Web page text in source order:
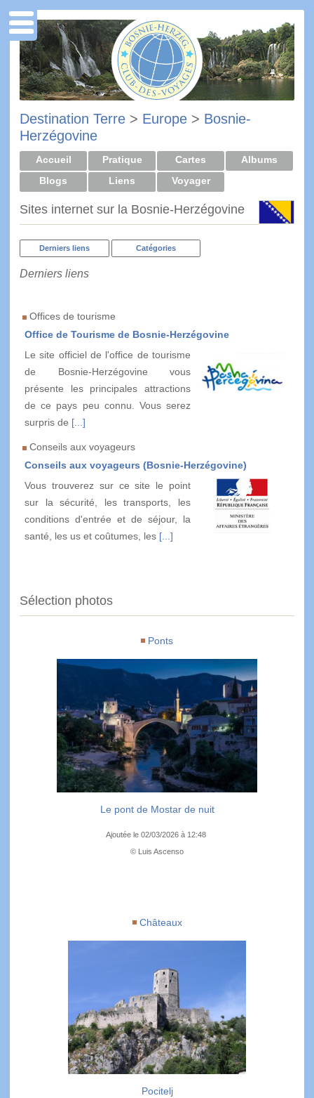
Destination Terre > Europe > Bosnie-
Herzégovine
Accueil Pratique Cartes
Albums
Blogs
Liens Voyager
Sites internet sur la Bosnie-Herzégovine
Derniers liens Catégories
Derniers liens
Offices de tourisme
Office de Tourisme de Bosnie-Herzégovine
Le site officiel de l'office de tourisme
de Bosnie-Herzégovine vous
présente les principales attractions
de ce pays peu connu. Vous serez
surpris de [...]
Conseils aux voyageurs
Conseils aux voyageurs (Bosnie-Herzégovine)
Vous trouverez sur ce site le point
sur la sécurité, les transports, les
conditions d'entrée et de séjour, la
santé, les us et coûtumes, les [...]
Sélection photos
Ponts
Le pont de Mostar de nuit
Ajoutée le 02/03/2026 à 12:48
© Luis Ascenso
Châteaux
Pocitelj